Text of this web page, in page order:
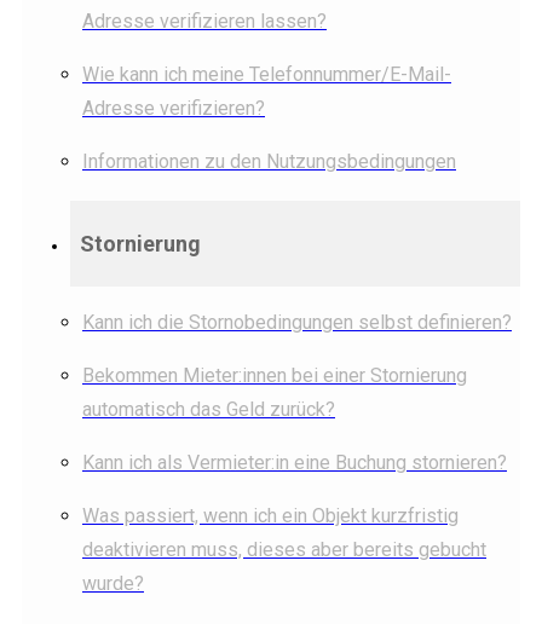
Adresse verifizieren lassen?
Wie kann ich meine Telefonnummer/E-Mail-
Adresse verifizieren?
Informationen zu den Nutzungsbedingungen
Stornierung
Kann ich die Stornobedingungen selbst definieren?
Bekommen Mieter:innen bei einer Stornierung
automatisch das Geld zurück?
Kann ich als Vermieter:in eine Buchung stornieren?
Was passiert, wenn ich ein Objekt kurzfristig
deaktivieren muss, dieses aber bereits gebucht
wurde?